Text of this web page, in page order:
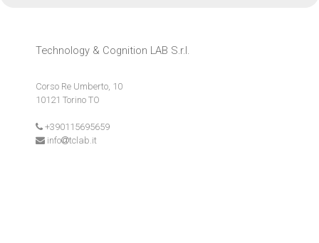
Technology & Cognition LAB S.r.l.
Corso Re Umberto, 10
10121 Torino TO
+390115695659
info
tclab.it